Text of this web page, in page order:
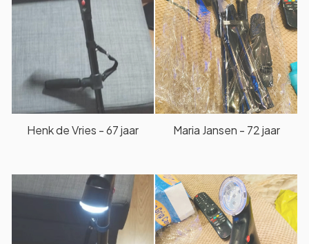
Henk de Vries - 67 jaar Maria Jansen - 72 jaar